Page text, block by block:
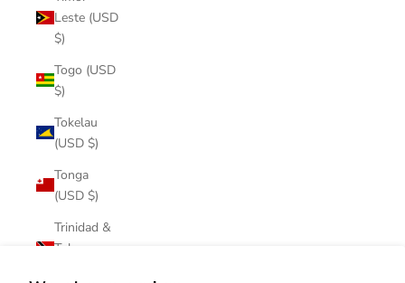
Leste (USD
$)
Togo (USD
$)
Tokelau
(USD $)
Tonga
(USD $)
Trinidad &
Tobago